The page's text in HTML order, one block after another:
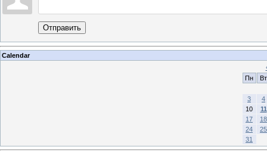
Отправить
Calendar
Пн
Вт
3
4
10
11
17
18
24
25
31